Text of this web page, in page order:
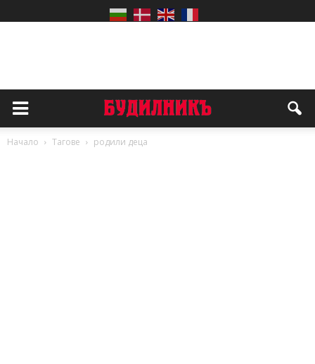
Начало Тагове родили деца